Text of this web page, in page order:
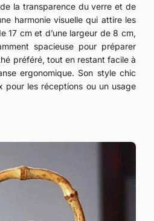
la transparence du verre et de
harmonie visuelle qui attire les
17 cm et d’une largeur de 8 cm,
spacieuse pour préparer
préféré, tout en restant facile à
ergonomique. Son style chic
pour les réceptions ou un usage